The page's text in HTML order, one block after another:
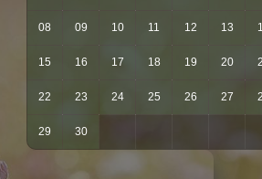
08 09 10 11 12 13
15 16 17 18 19 20
22 23 24 25 26 27
29 30